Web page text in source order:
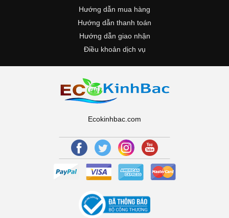
Hướng dẫn mua hàng
Hướng dẫn thanh toán
Hướng dẫn giao nhận
Điều khoản dịch vụ
Ecokinhbac.com